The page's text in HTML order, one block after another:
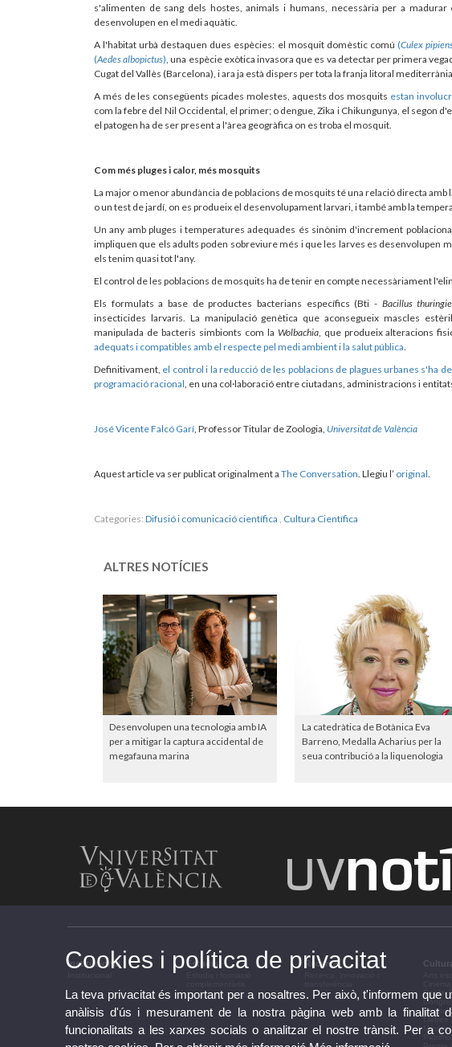
s'alimenten de sang dels hostes, animals i humans, necessària per a
desenvolupen en el medi aquàtic.
A l'habitat urbà destaquen dues espècies: el mosquit domèstic comú (Culex
(Aedes albopictus) , una espècie exòtica invasora que es va detectar per primera
Cugat del Vallès (Barcelona), i ara ja està dispers per tota la franja litoral mediterrània.
A més de les consegüents picades molestes, aquests dos mosquits estan
com la febre del Nil Occidental, el primer; o dengue, Zika i Chikungunya, el segon
el patogen ha de ser present a l'àrea geogràfica on es troba el mosquit.
Com més pluges i calor, més mosquits
La major o menor abundància de poblacions de mosquits té una relació directa
o un test de jardí, on es produeix el desenvolupament larvari, i també amb la
Un any amb pluges i temperatures adequades és sinònim d'increment
impliquen que els adults poden sobreviure més i que les larves es desenvolupen
els tenim quasi tot l'any.
El control de les poblacions de mosquits ha de tenir en compte necessàriament
Els formulats a base de productes bacterians específics (Bti - Bacillus
insecticides larvaris. La manipulació genètica que aconsegueix mascles
manipulada de bacteris simbionts com la Wolbachia, que produeix alteracions
adequats i compatibles amb el respecte pel medi ambient i la salut pública
Definitivament, el control i la reducció de les poblacions de plagues urbanes s'ha
programació racional , en una col·laboració entre ciutadans, administracions i
José Vicente Falcó Garí , Professor Titular de Zoologia, Universitat de València
Aquest article va ser publicat originalment a The Conversation . Llegiu l’ original
Categories: Difusió i comunicació científica Cultura Científica
ALTRES NOTÍCIES
Desenvolupen una tecnologia amb IA
per a mitigar la captura accidental de
megafauna marina
La catedràtica de Botànica Eva
Barreno, Medalla Acharius per la
seua contribució a la liquenologia
Institucional Estudis Recerca
Lletres
Música
Cookies i política de privacitat
La teva privacitat és important per a nosaltres. Per això, t'informem que
anàlisis d'ús i mesurament de la nostra pàgina web amb la finalitat
funcionalitats a les xarxes socials o analitzar el nostre trànsit. Per a